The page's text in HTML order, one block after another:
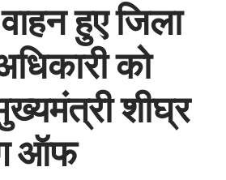
हुए जिला
को
शीघ्र
ऑफ